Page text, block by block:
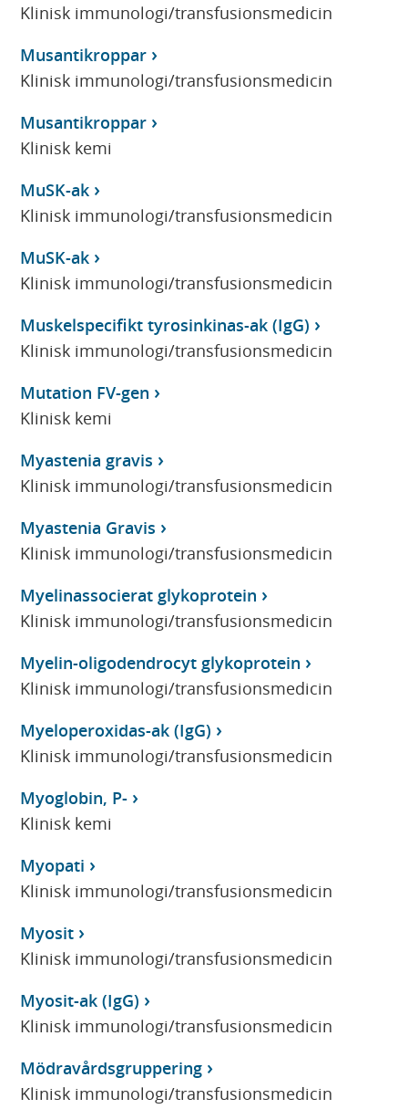
Klinisk immunologi/transfusionsmedicin
Musantikroppar
Klinisk immunologi/transfusionsmedicin
Musantikroppar
Klinisk kemi
MuSK-ak
Klinisk immunologi/transfusionsmedicin
MuSK-ak
Klinisk immunologi/transfusionsmedicin
Muskelspecifikt tyrosinkinas-ak (IgG)
Klinisk immunologi/transfusionsmedicin
Mutation FV-gen
Klinisk kemi
Myastenia gravis
Klinisk immunologi/transfusionsmedicin
Myastenia Gravis
Klinisk immunologi/transfusionsmedicin
Myelinassocierat glykoprotein
Klinisk immunologi/transfusionsmedicin
Myelin-oligodendrocyt glykoprotein
Klinisk immunologi/transfusionsmedicin
Myeloperoxidas-ak (IgG)
Klinisk immunologi/transfusionsmedicin
Myoglobin, P-
Klinisk kemi
Myopati
Klinisk immunologi/transfusionsmedicin
Myosit
Klinisk immunologi/transfusionsmedicin
Myosit-ak (IgG)
Klinisk immunologi/transfusionsmedicin
Mödravårdsgruppering
Klinisk immunologi/transfusionsmedicin